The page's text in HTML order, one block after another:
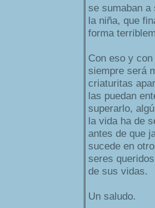
se sumaban
la niña, que
forma
Con eso y
siempre será
criaturitas
las puedan
superarlo,
la vida ha de
antes de que
sucede en
seres
de sus vidas.
Un saludo.